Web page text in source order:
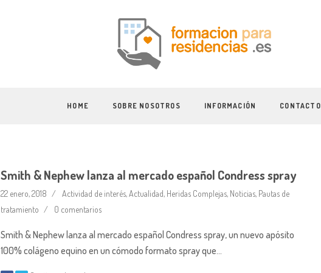
HOME SOBRE NOSOTROS INFORMACIÓN CONTACTO
Smith & Nephew lanza al mercado español Condress spray
22 enero, 2018 Actividad de interés,Actualidad, Heridas Complejas, Noticias, Pautas de
tratamiento
0 comentarios
Smith & Nephew lanza al mercado español Condress spray, un nuevo apósito
100% colágeno equino en un cómodo formato spray que…